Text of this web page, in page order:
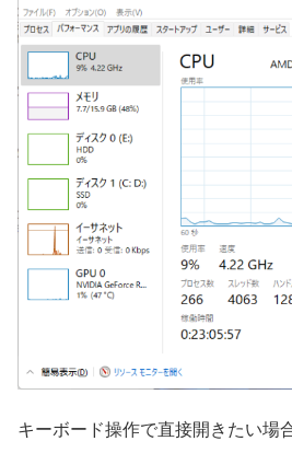
キーボード操作で直接開きたい場